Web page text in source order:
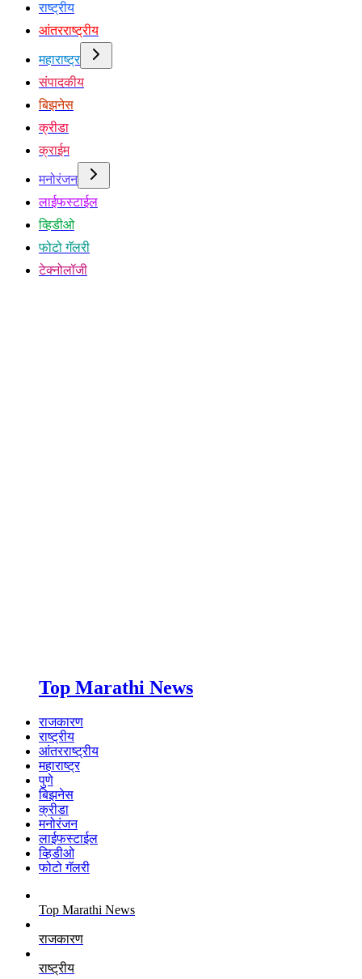
राष्ट्रीय
आंतरराष्ट्रीय
महाराष्ट्र
संपादकीय
बिझनेस
क्रीडा
क्राईम
मनोरंजन
लाईफस्टाईल
व्हिडीओ
फोटो गॅलरी
टेक्नोलॉजी
Top Marathi News
राजकारण
राष्ट्रीय
आंतरराष्ट्रीय
महाराष्ट्र
पुणे
बिझनेस
क्रीडा
मनोरंजन
लाईफस्टाईल
व्हिडीओ
फोटो गॅलरी
Top Marathi News
राजकारण
राष्ट्रीय